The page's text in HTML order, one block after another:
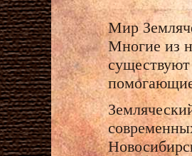
Мир
Многие из
помогающие